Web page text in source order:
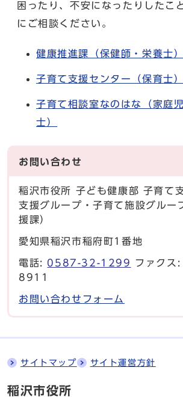
困ったり、不安になったりしたこ
にご相談ください。
健康推進課（保健師・栄養士）
子育て支援センター（保育士）
子育て相談室なのはな（家庭
士）
お問い合わせ
稲沢市役所 子ども健康部 子育て
支援グループ・子育て施設グルー
援課）
愛知県稲沢市稲府町1番地
電話: 0587-32-1299
ファク
8911
お問い合わせフォーム
サイトマップ サイト運営方針
稲沢市役所